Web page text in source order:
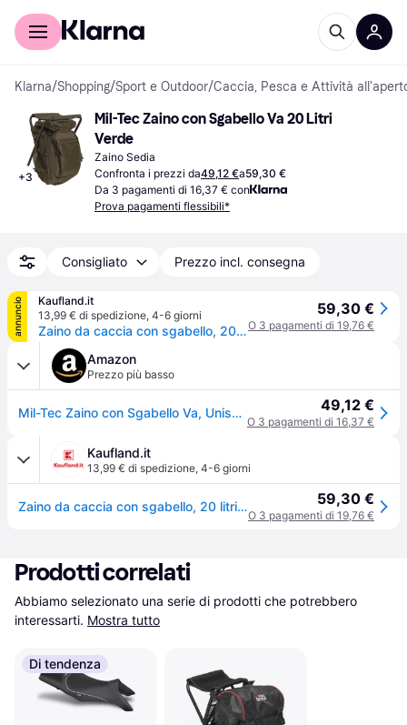
Per il tuo shopping
Klarna/Shopping/Sport e Outdoor/Caccia, Pesca e Attività
+3
Mil-Tec Zaino con Sgabello Va 20 Litri
Verde
Zaino Sedia
Confronta i prezzi da49,12 €a59,30 €
Da 3 pagamenti di 16,37 € con
Prova pagamenti flessibili*
Consigliato Prezzo incl. consegna
annuncio
Kaufland.it
13,99 € di spedizione, 4-6 giorni
Zaino da caccia con sgabello, 20 litri, oliva
59,30 €
O 3 pagamenti di 19,76 €
Amazon
Prezzo più basso
Mil-Tec Zaino con Sgabello Va, Unisex-Adulto, Verde, Taglia Unica 49,12 €
O 3 pagamenti di 16,37 €
Kaufland.it
13,99 € di spedizione, 4-6 giorni
Zaino da caccia con sgabello, 20 litri, oliva 59,30 €
O 3 pagamenti di 19,76 €
Prodotti correlati
Abbiamo selezionato una serie di prodotti che potrebbero
interessarti. Mostra tutto
Di tendenza